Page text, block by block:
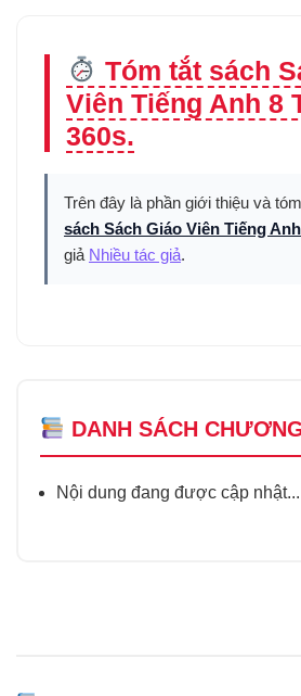
Tóm tắt sách
Viên Tiếng Anh 8
360s.
Trên đây là phần giới thiệu và
sách Sách Giáo Viên Tiếng
giả Nhiều tác giả.
DANH SÁCH
Nội dung đang được cập nhật...